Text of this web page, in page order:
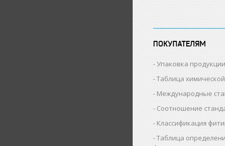
ПОКУПАТЕЛЯМ
Упаковка продукции
Таблица
Международные
Соотношение
Классификация
Таблица